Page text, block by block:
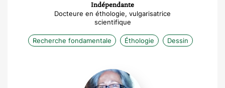
Indépendante
Docteure en éthologie, vulgarisatrice
scientifique
Recherche fondamentale Éthologie Dessin
Pauline
Khalila